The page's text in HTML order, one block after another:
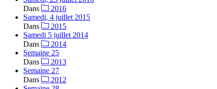
Dans
2016
Samedi, 4 juillet 2015
Dans
2015
Samedi 5 juillet 2014
Dans
2014
Semaine 25
Dans
2013
Semaine 27
Dans
2012